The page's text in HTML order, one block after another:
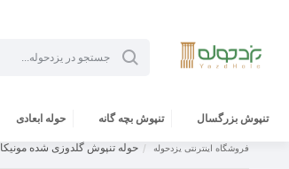
تنپوش بزرگسال تنپوش بچه گانه حوله ابعادی
فروشگاه اینترنتی یزدحوله حوله تنپوش گلدوزی شده مونیکا